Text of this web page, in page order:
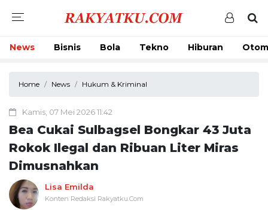
News Bisnis Bola Tekno Hiburan
Home News Hukum & Kriminal
Kamis, 07 Mei 2026 11:42
Bea Cukai Sulbagsel Bongkar 43 Juta
Rokok Ilegal dan Ribuan Liter Miras
Dimusnahkan
Lisa Emilda
Konten Redaksi Rakyatku.Com